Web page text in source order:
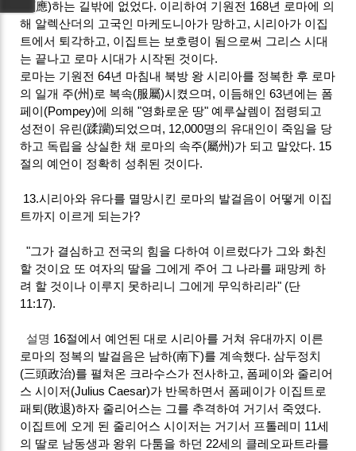
(順應)하는 길밖에 없었다. 이리하여 기원전 168년 로마에 의
해 알렉산더의 고국인 마케도니아가 망하고, 시리아가 이집
트에서 퇴각하고, 이집트는 보호령이 됨으로써 그리스 시대
는 끝나고 로마 시대가 시작된 것이다.
로마는 기원전 64년 마침내 북방 왕 시리아를 정복한 후 로마
의 일개 주(州)로 복속(服屬)시켰으며, 이듬해인 63년에는 폼
페이(Pompey)에 의해 "영화로운 땅" 예루살렘이 점령되고
성전이 유린(蹂躪)되었으며, 12,000명의 유대인이 죽임을 당
하고 독립을 상실한 채 로마의 속주(屬州)가 되고 말았다. 15
절의 예언이 정확히 성취된 것이다.
13.시리아와 유다를 멸망시킨 로마의 발걸음이 어떻게 이집
트까지 이르게 되는가?
"그가 결심하고 전국의 힘을 다하여 이르렀다가 그와 화친
할 것이요 또 여자의 딸을 그에게 주어 그 나라를 패망케 하
려 할 것이나 이루지 못하리니 그에게 무익하리라" (단
11:17).
설명 16절에서 예언된 대로 시리아를 거쳐 유대까지 이른
로마의 정복의 발걸음은 남하(南下)를 계속했다. 삼두정치
(三頭政治)를 펼쳐온 크라수스가 전사하고, 폼페이와 줄리어
스 시이저(Julius Caesar)가 반목하면서 폼페이가 이집트로
패퇴(敗退)하자 줄리어스는 그를 추격하여 거기서 죽였다.
이집트에 오게 된 줄리어스 시이저는 거기서 프톨레미 11세
의 딸로 남동생과 왕위 다툼을 하던 22세의 클레오파트라를